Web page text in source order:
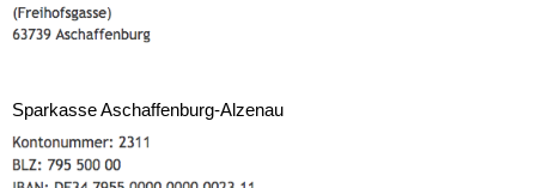
Sparkasse Aschaffenburg-Alzenau